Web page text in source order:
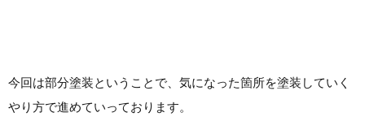
今回は部分塗装ということで、気になった箇所を塗装していく
やり方で進めていっております。